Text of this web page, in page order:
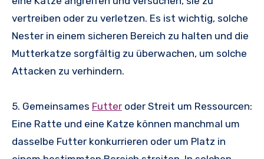
vertreiben oder zu verletzen. Es ist wichtig, solche
Nester in einem sicheren Bereich zu halten und die
Mutterkatze sorgfältig zu überwachen, um solche
Attacken zu verhindern.
5. Gemeinsames Futter oder Streit um Ressourcen:
Eine Ratte und eine Katze können manchmal um
dasselbe Futter konkurrieren oder um Platz in